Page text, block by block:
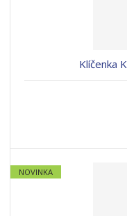
Klíčenka
NOVINKA